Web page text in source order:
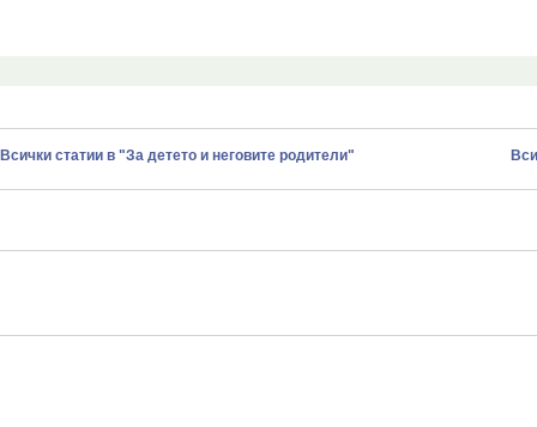
Всички статии в "За детето и неговите родители"